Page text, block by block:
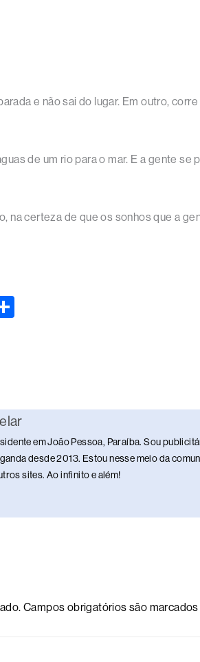
e não sai do lugar. Em outro,
de um rio para o mar. E a gente
na certeza de que os sonhos que a
em João Pessoa, Paraíba. Sou
desde 2013. Estou nesse meio da
sites. Ao infinito e além!
Campos obrigatórios são marcados